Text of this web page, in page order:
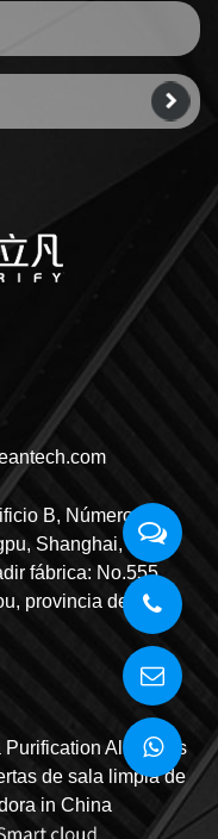
B, Número 695
Shanghai,
fábrica: No.555,
provincia de
All Rights
de sala limpia de
in China